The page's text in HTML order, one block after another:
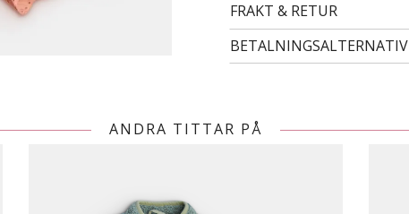
FRAKT & RETUR
BETALNINGSALTERNATIV
ANDRA TITTAR PÅ